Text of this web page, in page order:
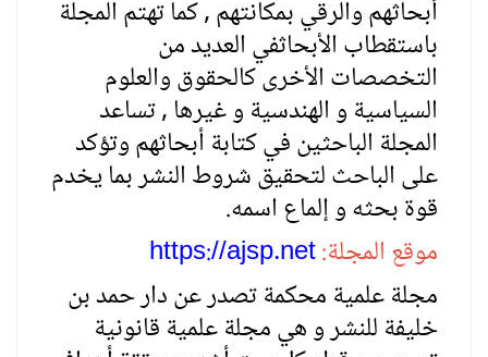
أبحاثهم والرقي بمكانتهم , كما تهتم المجلة
باستقطاب الأبحاثفي العديد من
التخصصات الأخرى كالحقوق والعلوم
السياسية و الهندسية و غيرها , تساعد
المجلة الباحثين في كتابة أبحاثهم وتؤكد
على الباحث لتحقيق شروط النشر بما يخدم
قوة بحثه و إلماع اسمه.
موقع المجلة:
https://ajsp.net
مجلة علمية محكمة تصدر عن دار حمد بن
خليفة للنشر و هي مجلة علمية قانونية